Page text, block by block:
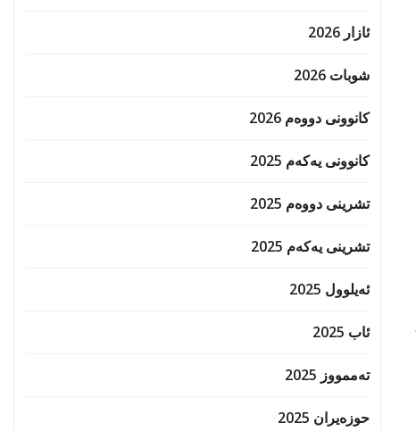
ئازار 2026
شوبات 2026
کانوونی دووەم 2026
کانوونی یەکەم 2025
تشرینی دووەم 2025
تشرینی یەکەم 2025
ئەیلوول 2025
ئاب 2025
تەممووز 2025
حوزه‌یران 2025